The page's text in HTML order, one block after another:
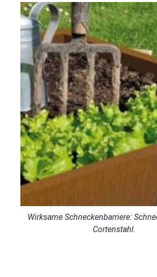
Wirksame Schneckenbarriere:
Cortenstahl.